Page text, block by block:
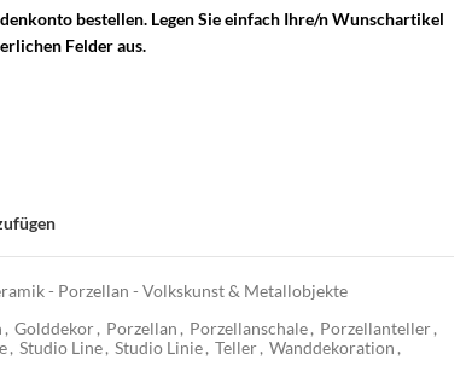
bestellen. Legen Sie einfach Ihre/n Wunschartikel
Felder aus.
- Porzellan - Volkskunst & Metallobjekte
, Golddekor, Porzellan , Porzellanschale, Porzellanteller,
, Studio Line, Studio Linie, Teller, Wanddekoration ,